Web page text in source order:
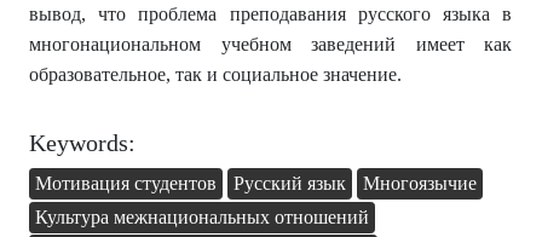
вывод, что проблема преподавания русского языка в
многонациональном учебном заведений имеет как
образовательное, так и социальное значение.
Keywords:
Мотивация студентов Русский язык
Многоязычие
Культура межнациональных отношений